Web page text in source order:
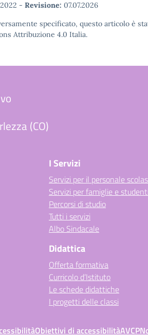
- Revisione: 07.07.2026
specificato, questo articolo è
Attribuzione 4.0 Italia.
(CO)
I Servizi
Servizi per il personale
Servizi per famiglie e studenti
Percorsi di studio
Tutti i servizi
Albo Sindacale
Didattica
Offerta formativa
Curricolo d’Istituto
Le schede didattiche
I progetti delle classi
Obiettivi di accessibilitàAVCP